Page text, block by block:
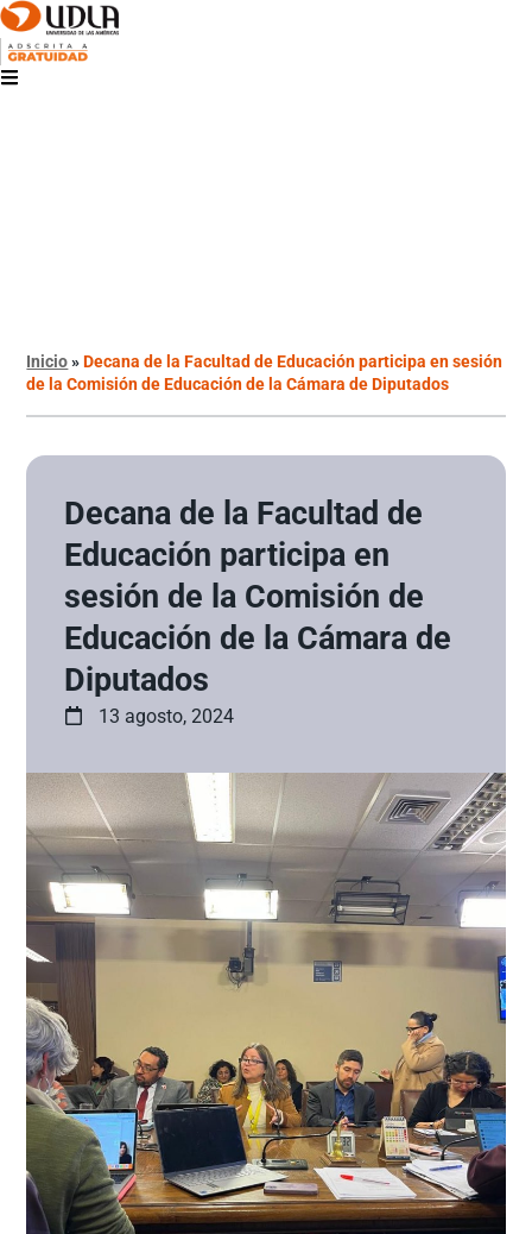
Inicio»Decana de la Facultad de Educación participa en sesión
de la Comisión de Educación de la Cámara de Diputados
Decana de la Facultad de
Educación participa en
sesión de la Comisión de
Educación de la Cámara de
Diputados
13 agosto, 2024